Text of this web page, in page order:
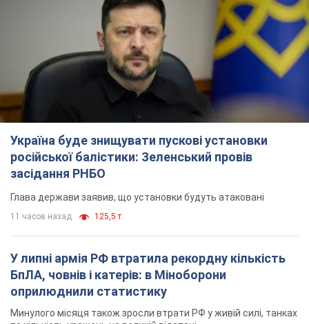
Україна буде знищувати пускові установки
російської балістики: Зеленський провів
засідання РНБО
Глава держави заявив, що установки будуть атаковані
11 часов назад 125,5 т.
У липні армія РФ втратила рекордну кількість
БпЛА, човнів і катерів: в Міноборони
оприлюднили статистику
Минулого місяця також зросли втрати РФ у живій силі, танках